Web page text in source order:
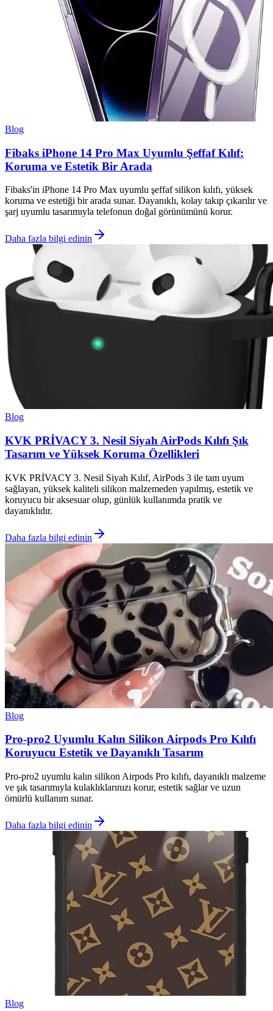
Blog
Fibaks iPhone 14 Pro Max Uyumlu Şeffaf Kılıf:
Koruma ve Estetik Bir Arada
Fibaks'in iPhone 14 Pro Max uyumlu şeffaf silikon kılıfı, yüksek
koruma ve estetiği bir arada sunar. Dayanıklı, kolay takıp çıkarılır ve
şarj uyumlu tasarımıyla telefonun doğal görünümünü korur.
Daha fazla bilgi edinin
Blog
KVK PRİVACY 3. Nesil Siyah AirPods Kılıfı Şık
Tasarım ve Yüksek Koruma Özellikleri
KVK PRİVACY 3. Nesil Siyah Kılıf, AirPods 3 ile tam uyum
sağlayan, yüksek kaliteli silikon malzemeden yapılmış, estetik ve
koruyucu bir aksesuar olup, günlük kullanımda pratik ve
dayanıklıdır.
Daha fazla bilgi edinin
Blog
Pro-pro2 Uyumlu Kalın Silikon Airpods Pro Kılıfı
Koruyucu Estetik ve Dayanıklı Tasarım
Pro-pro2 uyumlu kalın silikon Airpods Pro kılıfı, dayanıklı malzeme
ve şık tasarımıyla kulaklıklarınızı korur, estetik sağlar ve uzun
ömürlü kullanım sunar.
Daha fazla bilgi edinin
Blog